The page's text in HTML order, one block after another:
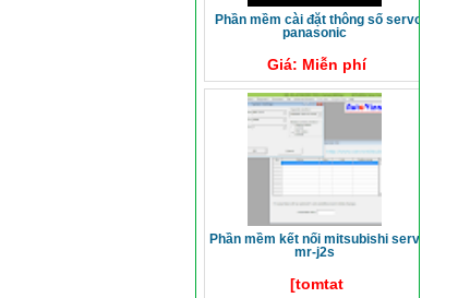
phần mềm cài đặt thông số servo
panasonic
Giá: Miễn phí
phần mềm kết nối mitsubishi servo
mr-j2s
[tomtat